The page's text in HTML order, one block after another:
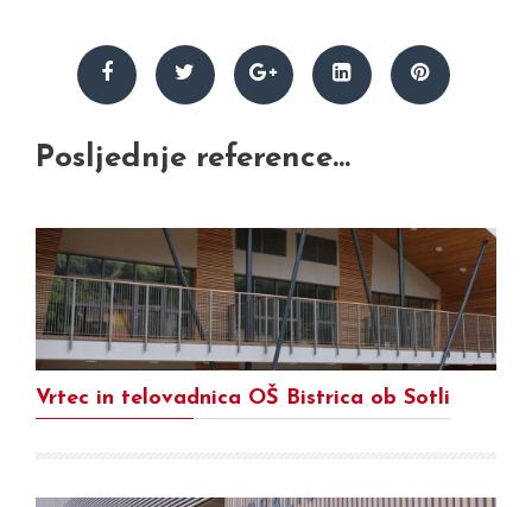
Posljednje reference...
Vrtec in telovadnica OŠ Bistrica ob Sotli